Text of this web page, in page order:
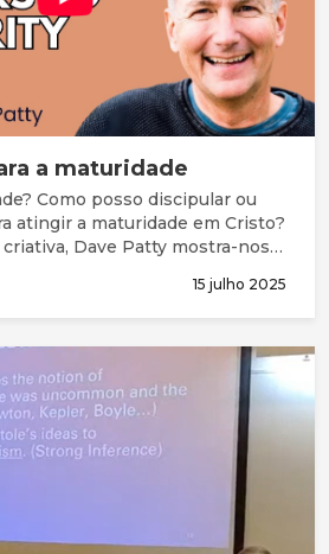
a maturidade
Como posso discipular ou
Dave Patty mostra-nos
15 julho 2025